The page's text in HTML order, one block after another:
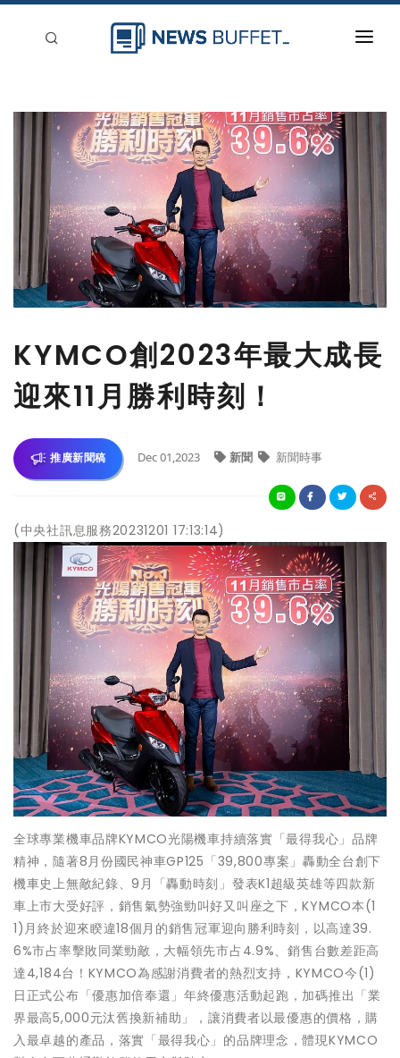
新聞稿分類
登入
刊登
KYMCO創2023年最大成長
迎來11月勝利時刻！
推廣新聞稿 Dec 01,2023 新聞 新聞時事
(中央社訊息服務20231201 17:13:14)
全球專業機車品牌KYMCO光陽機車持續落實「最得我心」品牌
精神，隨著8月份國民神車GP125「39,800專案」轟動全台創下
機車史上無敵紀錄、9月「轟動時刻」發表K1超級英雄等四款新
車上市大受好評，銷售氣勢強勁叫好又叫座之下，KYMCO本(1
1)月終於迎來睽違18個月的銷售冠軍迎向勝利時刻，以高達39.
6%市占率擊敗同業勁敵，大幅領先市占4.9%、銷售台數差距高
達4,184台！KYMCO為感謝消費者的熱烈支持，KYMCO今(1)
日正式公布「優惠加倍奉還」年終優惠活動起跑，加碼推出「業
界最高5,000元汰舊換新補助」，讓消費者以最優惠的價格，購
入最卓越的產品，落實「最得我心」的品牌理念，體現KYMCO